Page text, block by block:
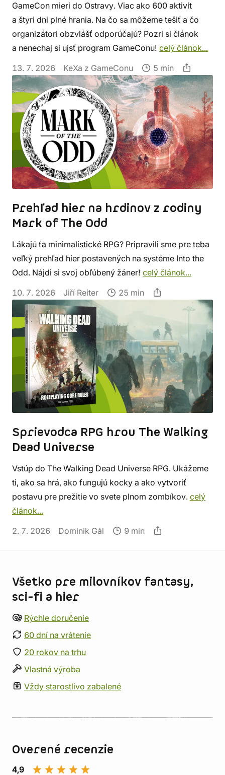
GameCon mieri do Ostravy. Viac ako 600 aktivít
a štyri dni plné hrania. Na čo sa môžeme tešiť a čo
organizátori obzvlášť odporúčajú? Pozri si článok
a nenechaj si ujsť program GameConu! celý článok...
13. 7. 2026
KeXa z GameConu 5 min
Prehľad hier na hrdinov z rodiny
Mark of The Odd
Lákajú ťa minimalistické RPG? Pripravili sme pre teba
veľký prehľad hier postavených na systéme Into the
Odd. Nájdi si svoj obľúbený žáner! celý článok...
10. 7. 2026
Jiří Reiter 25 min
Sprievodca RPG hrou The Walking
Dead Universe
Vstúp do The Walking Dead Universe RPG. Ukážeme
ti, ako sa hrá, ako fungujú kocky a ako vytvoriť
postavu pre prežitie vo svete plnom zombíkov. celý
článok...
2. 7. 2026
Dominik Gál 9 min
Všetko pre milovníkov fantasy,
sci-fi a hier
Rýchle doručenie
60 dní na vrátenie
20 rokov na trhu
Vlastná výroba
Vždy starostlivo zabalené
Overené recenzie
4,9